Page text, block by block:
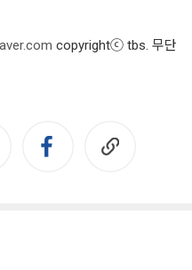
copyrightⓒ tbs. 무단